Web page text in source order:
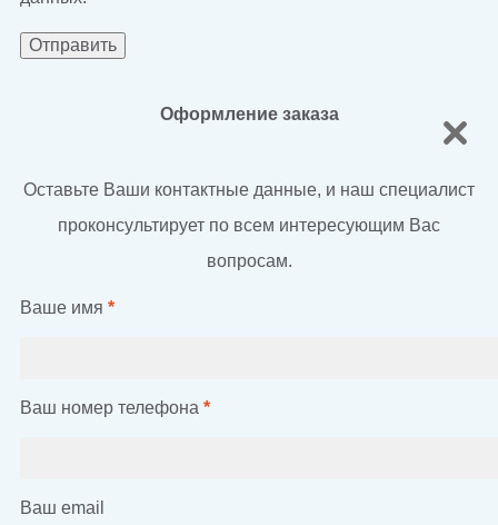
Оформление заказа
Оставьте Ваши контактные данные, и наш специалист
проконсультирует по всем интересующим Вас
вопросам.
Ваше имя *
Ваш номер телефона *
Ваш email